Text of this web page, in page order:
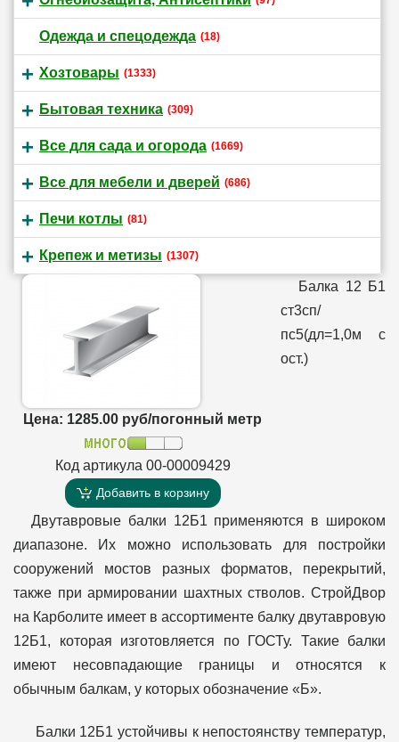
Одежда и спецодежда (18)
Хозтовары (1333)
Бытовая техника (309)
Все для сада и огорода (1669)
Все для мебели и дверей (686)
Печи котлы (81)
Крепеж и метизы (1307)
Цена: 1285.00 руб/погонный метр
Код артикула 00-00009429
Добавить в корзину
Балка 12 Б1
ст3сп/
пс5(дл=1,0м с
ост.)
Двутавровые балки 12Б1 применяются в широком
диапазоне. Их можно использовать для постройки
сооружений мостов разных форматов, перекрытий,
также при армировании шахтных стволов. СтройДвор
на Карболите имеет в ассортименте балку двутавровую
12Б1, которая изготовляется по ГОСТу. Такие балки
имеют несовпадающие границы и относятся к
обычным балкам, у которых обозначение «Б».
Балки 12Б1 устойчивы к непостоянству температур,